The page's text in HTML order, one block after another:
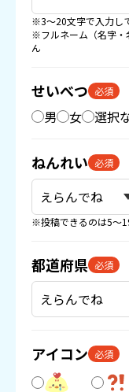
※3〜20文字で入力し
※フルネーム（名字・
ん
せいべつ 必須
男 女 選択
ねんれい 必須
※投稿できるのは5〜
都道府県 必須
アイコン 必須